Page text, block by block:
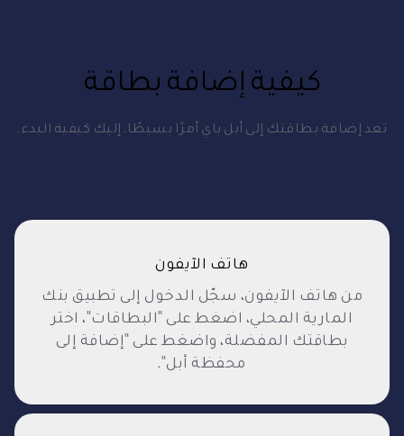
كيفية إضافة بطاقة
تعد إضافة بطاقتك إلى أبل باي أمرًا بسيطًا. إليك كيفية البدء.
هاتف الآيفون
من هاتف الآيفون، سجّل الدخول إلى تطبيق بنك
المارية المحلي، اضغط على "البطاقات"، اختر
بطاقتك المفضلة، واضغط على "إضافة إلى
محفظة أبل".